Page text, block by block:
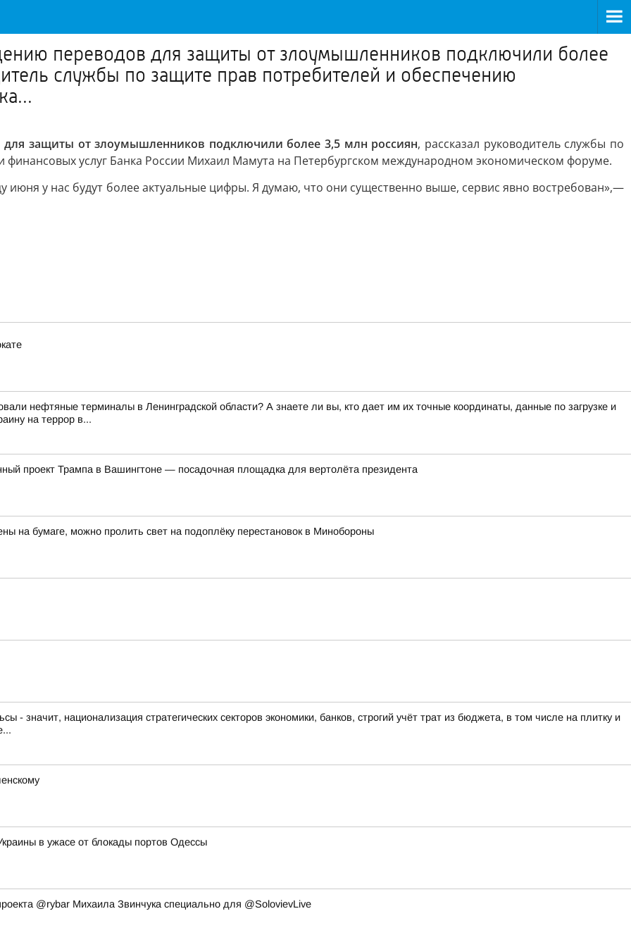
переводов для защиты от злоумышленников подключили более
службы по защите прав потребителей и обеспечению
защиты от злоумышленников подключили более 3,5 млн россиян, рассказал руководитель службы по
услуг Банка России Михаил Мамута на Петербургском международном экономическом форуме.
у нас будут более актуальные цифры. Я думаю, что они существенно выше, сервис явно востребован»,—
нефтяные терминалы в Ленинградской области? А знаете ли вы, кто дает им их точные координаты, данные по загрузке и
на террор в...
проект Трампа в Вашингтоне — посадочная площадка для вертолёта президента
на бумаге, можно пролить свет на подоплёку перестановок в Минобороны
- значит, национализация стратегических секторов экономики, банков, строгий учёт трат из бюджета, в том числе на плитку и
в ужасе от блокады портов Одессы
@rybar Михаила Звинчука специально для @SolovievLive